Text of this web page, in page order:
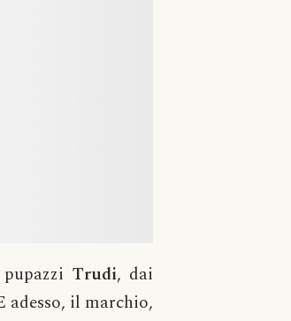
Trudi, dai
il marchio,